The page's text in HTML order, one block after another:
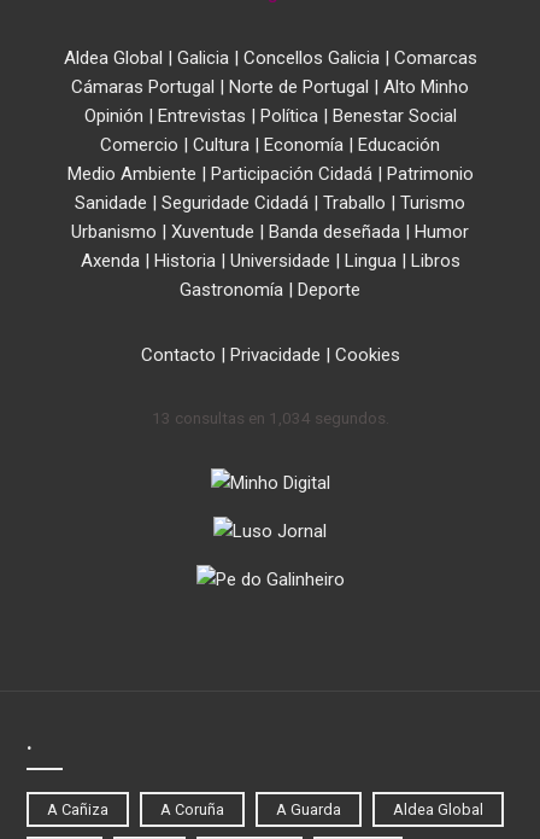
Aldea Global | Galicia| Concellos Galicia| Comarcas
Cámaras Portugal | Norte de Portugal | Alto Minho
Opinión | Entrevistas | Política| Benestar Social
Comercio | Cultura | Economía | Educación
Medio Ambiente | Participación Cidadá| Patrimonio
Sanidade | Seguridade Cidadá | Traballo | Turismo
Urbanismo | Xuventude | Banda deseñada | Humor
Axenda| Historia| Universidade | Lingua| Libros
Gastronomía | Deporte
Contacto | Privacidade | Cookies
13 consultas en 1,034 segundos.
.
A Cañiza A Coruña A Guarda Aldea Global